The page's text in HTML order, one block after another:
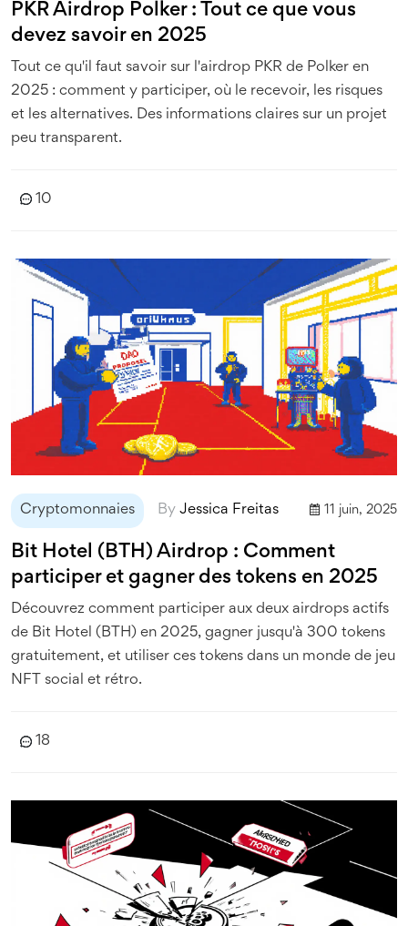
PKR Airdrop Polker : Tout ce que vous
devez savoir en 2025
Tout ce qu'il faut savoir sur l'airdrop PKR de Polker en
2025 : comment y participer, où le recevoir, les risques
et les alternatives. Des informations claires sur un projet
peu transparent.
10
Cryptomonnaies By Jessica Freitas 11 juin, 2025
Bit Hotel (BTH) Airdrop : Comment
participer et gagner des tokens en 2025
Découvrez comment participer aux deux airdrops actifs
de Bit Hotel (BTH) en 2025, gagner jusqu'à 300 tokens
gratuitement, et utiliser ces tokens dans un monde de jeu
NFT social et rétro.
18